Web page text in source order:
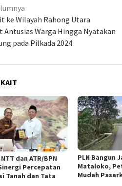
ke Wilayah Rahong Utara
Antusias Warga Hingga Nyatakan
pada Pilkada 2024
dan ATR/BPN
Percepatan
Tanah dan Tata
PLN Bangun
Mataloko,
Mudah